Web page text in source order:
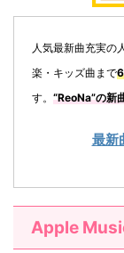
人気最新曲充実の
楽・キッズ曲まで
す。 “ReoNa”の新
最新
Apple